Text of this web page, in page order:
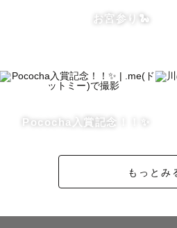
いつかお会いできる日を心より
お宮参り🐍
Pococha入賞記念！！✨
もっとみ